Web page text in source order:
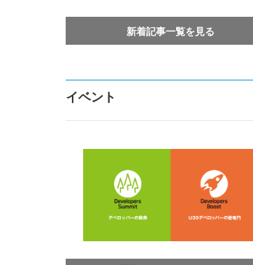
新着記事一覧を見る
イベント